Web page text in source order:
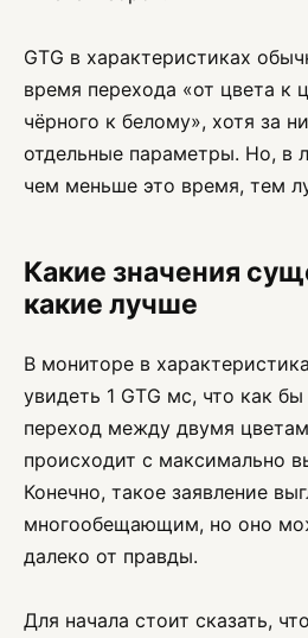
GTG в характеристиках
время перехода «от цвета к
чёрного к белому», хотя за
отдельные параметры. Но, в
чем меньше это время, тем
Какие значения
какие лучше
В мониторе в
увидеть 1 GTG мс, что как
переход между двумя
происходит с максимально
Конечно, такое заявление
многообещающим, но оно
далеко от правды.
Для начала стоит сказать,